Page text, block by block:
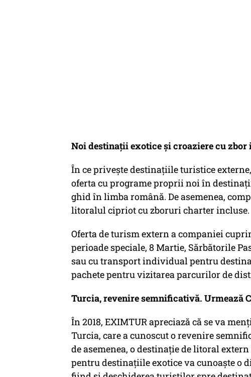
Noi destinații exotice și croaziere cu zbor
În ce privește destinațiile turistice
oferta cu programe proprii noi în
ghid în limba română. De asemenea,
litoralul cipriot cu zboruri charter incluse.
Oferta de turism extern a companiei
perioade speciale, 8 Martie, Sărbătorile
sau cu transport individual pentru
pachete pentru vizitarea parcurilor de
Turcia, revenire semnificativă. Urmează
În 2018, EXIMTUR apreciază că se va
Turcia, care a cunoscut o revenire
de asemenea, o destinație de litoral
pentru destinațiile exotice va cunoaște o